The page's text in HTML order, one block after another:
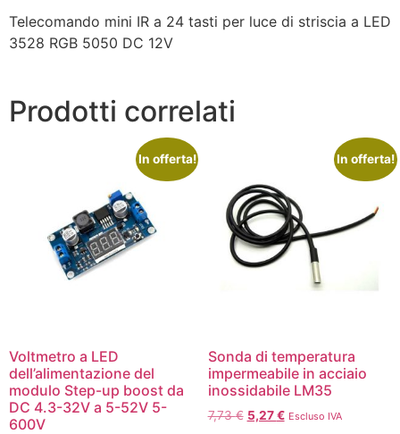
Telecomando mini IR a 24 tasti per luce di striscia a LED
3528 RGB 5050 DC 12V
Prodotti correlati
In offerta!
Voltmetro a LED
dell’alimentazione del
modulo Step-up boost da
DC 4.3-32V a 5-52V 5-
600V
In offerta!
Sonda di temperatura
impermeabile in acciaio
inossidabile LM35
7,73€ 5,27€ Escluso IVA